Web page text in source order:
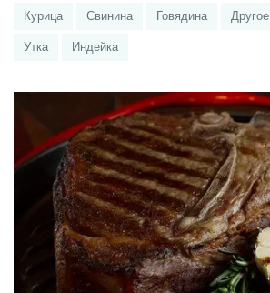
Курица Свинина Говядина Другое
Утка Индейка